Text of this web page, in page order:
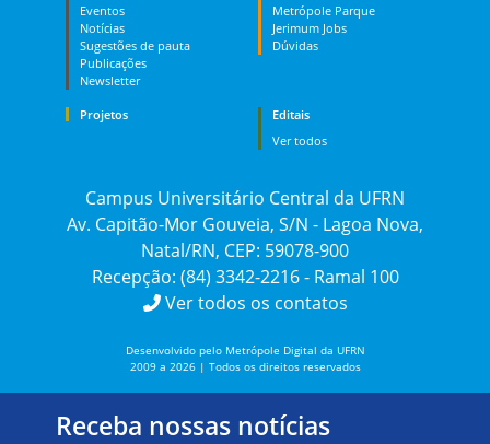
Eventos
Notícias
Sugestões de pauta
Publicações
Newsletter
Metrópole Parque
Jerimum Jobs
Dúvidas
Projetos
Editais
Ver todos
Campus Universitário Central da UFRN
Av. Capitão-Mor Gouveia, S/N - Lagoa Nova,
Natal/RN, CEP: 59078-900
Recepção: (84) 3342-2216 - Ramal 100
Ver todos os contatos
Desenvolvido pelo Metrópole Digital da UFRN
2009 a 2026 | Todos os direitos reservados
Receba nossas notícias